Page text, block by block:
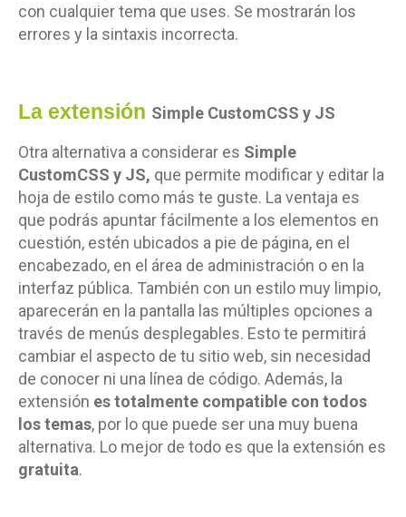
con cualquier tema que uses. Se mostrarán los
errores y la sintaxis incorrecta.
La extensión Simple CustomCSS y JS
Otra alternativa a considerar es Simple
CustomCSS y JS, que permite modificar y editar la
hoja de estilo como más te guste. La ventaja es
que podrás apuntar fácilmente a los elementos en
cuestión, estén ubicados a pie de página, en el
encabezado, en el área de administración o en la
interfaz pública. También con un estilo muy limpio,
aparecerán en la pantalla las múltiples opciones a
través de menús desplegables. Esto te permitirá
cambiar el aspecto de tu sitio web, sin necesidad
de conocer ni una línea de código. Además, la
extensión es totalmente compatible con todos
los temas, por lo que puede ser una muy buena
alternativa. Lo mejor de todo es que la extensión es
gratuita.